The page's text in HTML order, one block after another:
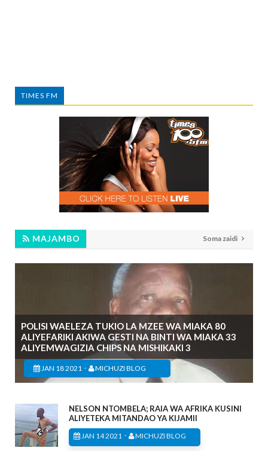
TIMES FM
MAJAMBO Soma zaidi
POLISI WAELEZA TUKIO LA MZEE WA MIAKA 80
ALIYEFARIKI AKIWA GESTI NA BINTI WA MIAKA 33
ALIYEMWAGIZIA CHIPS NA MISHIKAKI 3
JAN 18 2021 - MICHUZI BLOG
NELSON NTOMBELA; RAIA WA AFRIKA KUSINI
ALIYETEKA MITANDAO YA KIJAMII
JAN 14 2021 - MICHUZI BLOG